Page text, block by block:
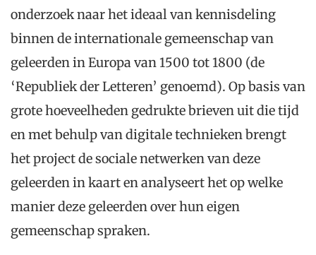
onderzoek naar het ideaal van kennisdeling
binnen de internationale gemeenschap van
geleerden in Europa van 1500 tot 1800 (de
‘Republiek der Letteren’ genoemd). Op basis van
grote hoeveelheden gedrukte brieven uit die tijd
en met behulp van digitale technieken brengt
het project de sociale netwerken van deze
geleerden in kaart en analyseert het op welke
manier deze geleerden over hun eigen
gemeenschap spraken.